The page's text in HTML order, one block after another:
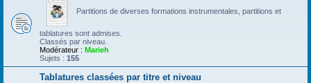
Partitions de diverses formations instrumentales, partitions et
tablatures sont admises.
Classés par niveau.
Modérateur : Marieh
Sujets : 155
Tablatures classées par titre et niveau